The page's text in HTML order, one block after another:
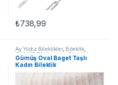
₺738,99
Ay Yıldız Bileklikler, Bileklik,
GÜMÜŞ TAKI ,Kadın Bileklikleri
Taşlı Bileklikler
Gümüş Oval Baget Taşlı
Kadın Bileklik